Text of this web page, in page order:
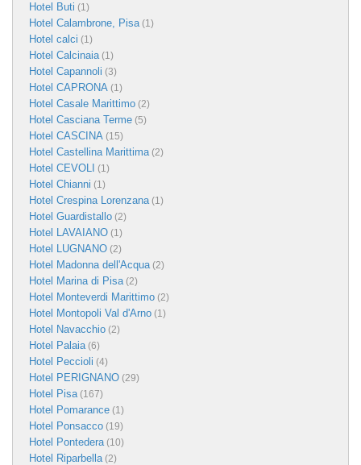
Hotel Buti (1)
Hotel Calambrone, Pisa(1)
Hotel calci (1)
Hotel Calcinaia(1)
Hotel Capannoli (3)
Hotel CAPRONA (1)
Hotel Casale Marittimo (2)
Hotel Casciana Terme (5)
Hotel CASCINA (15)
Hotel Castellina Marittima(2)
Hotel CEVOLI (1)
Hotel Chianni (1)
Hotel Crespina Lorenzana(1)
Hotel Guardistallo (2)
Hotel LAVAIANO (1)
Hotel LUGNANO (2)
Hotel Madonna dell'Acqua(2)
Hotel Marina di Pisa(2)
Hotel Monteverdi Marittimo (2)
Hotel Montopoli Val d'Arno (1)
Hotel Navacchio (2)
Hotel Palaia(6)
Hotel Peccioli (4)
Hotel PERIGNANO (29)
Hotel Pisa(167)
Hotel Pomarance (1)
Hotel Ponsacco (19)
Hotel Pontedera(10)
Hotel Riparbella(2)